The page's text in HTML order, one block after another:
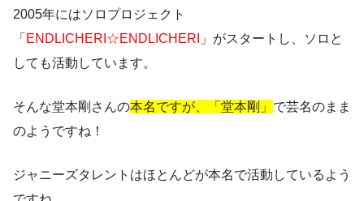
2005年にはソロプロジェクト
「 ENDLICHERI☆ENDLICHERI 」がスタートし、ソロと
しても活動しています。
そんな堂本剛さんの本名ですが、「堂本剛」 で芸名のまま
のようですね！
ジャニーズタレントはほとんどが本名で活動しているよう